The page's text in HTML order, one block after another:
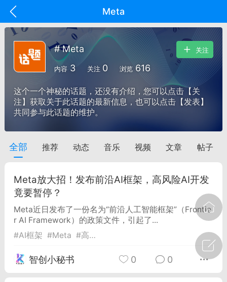
Meta
29 10:10 电脑端
中英翻译
事想用上客户端...
# Meta
内容 3 关注 0 浏览 616
关注
这个一个神秘的话题，还没有介绍，您可以点击【关
注】获取关于此话题的最新信息，也可以点击【发表】
共同参与此话题的维护。
全部 推荐 动态 音乐 视频 文章 帖子
Meta放大招！发布前沿AI框架，高风险AI开发
竟要暂停？
Meta近日发布了一份名为“前沿人工智能框架”（Frontie
r AI Framework）的政策文件，引起了...
#AI框架 #Meta #高风险AI开发
智创小秘书 0 0